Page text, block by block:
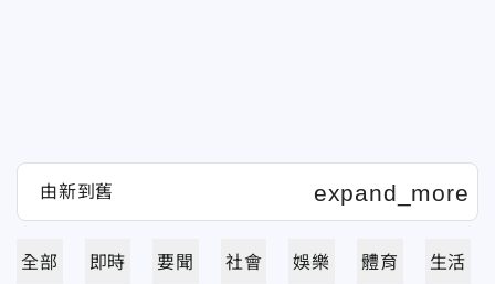
全部 即時 要聞 社會 娛樂 體育 生活